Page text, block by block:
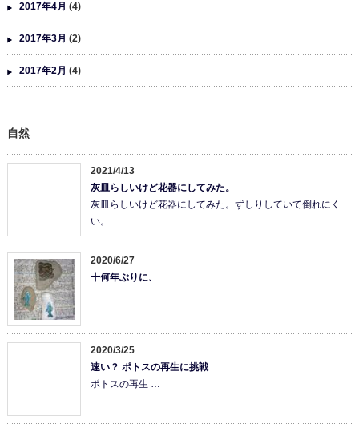
2017年4月 (4)
2017年3月 (2)
2017年2月 (4)
自然
2021/4/13
灰皿らしいけど花器にしてみた。
灰皿らしいけど花器にしてみた。ずしりしていて倒れにく
い。…
2020/6/27
十何年ぶりに、
…
2020/3/25
速い？ ポトスの再生に挑戦
ポトスの再生 …